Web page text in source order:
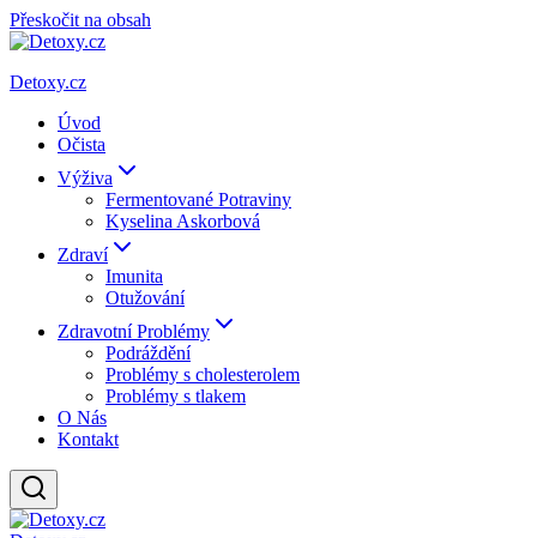
Přeskočit na obsah
Detoxy.cz
Úvod
Očista
Výživa
Fermentované Potraviny
Kyselina Askorbová
Zdraví
Imunita
Otužování
Zdravotní Problémy
Podráždění
Problémy s cholesterolem
Problémy s tlakem
O Nás
Kontakt